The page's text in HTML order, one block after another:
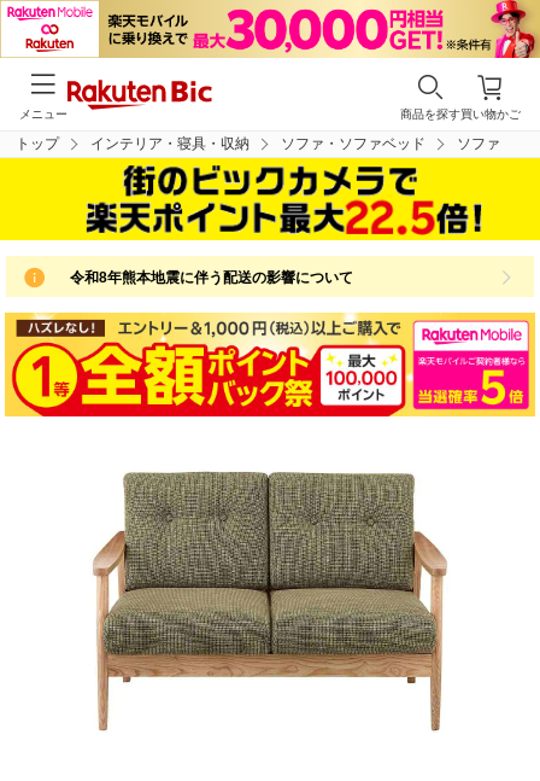
買い物かご
商品を探す
メニュー
トップ インテリア・寝具・収納 ソファ・ソファベッド ソファ
令和8年熊本地震に伴う配送の影響について